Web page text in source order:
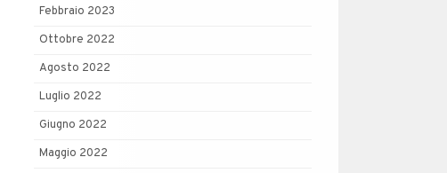
Febbraio 2023
Ottobre 2022
Agosto 2022
Luglio 2022
Giugno 2022
Maggio 2022